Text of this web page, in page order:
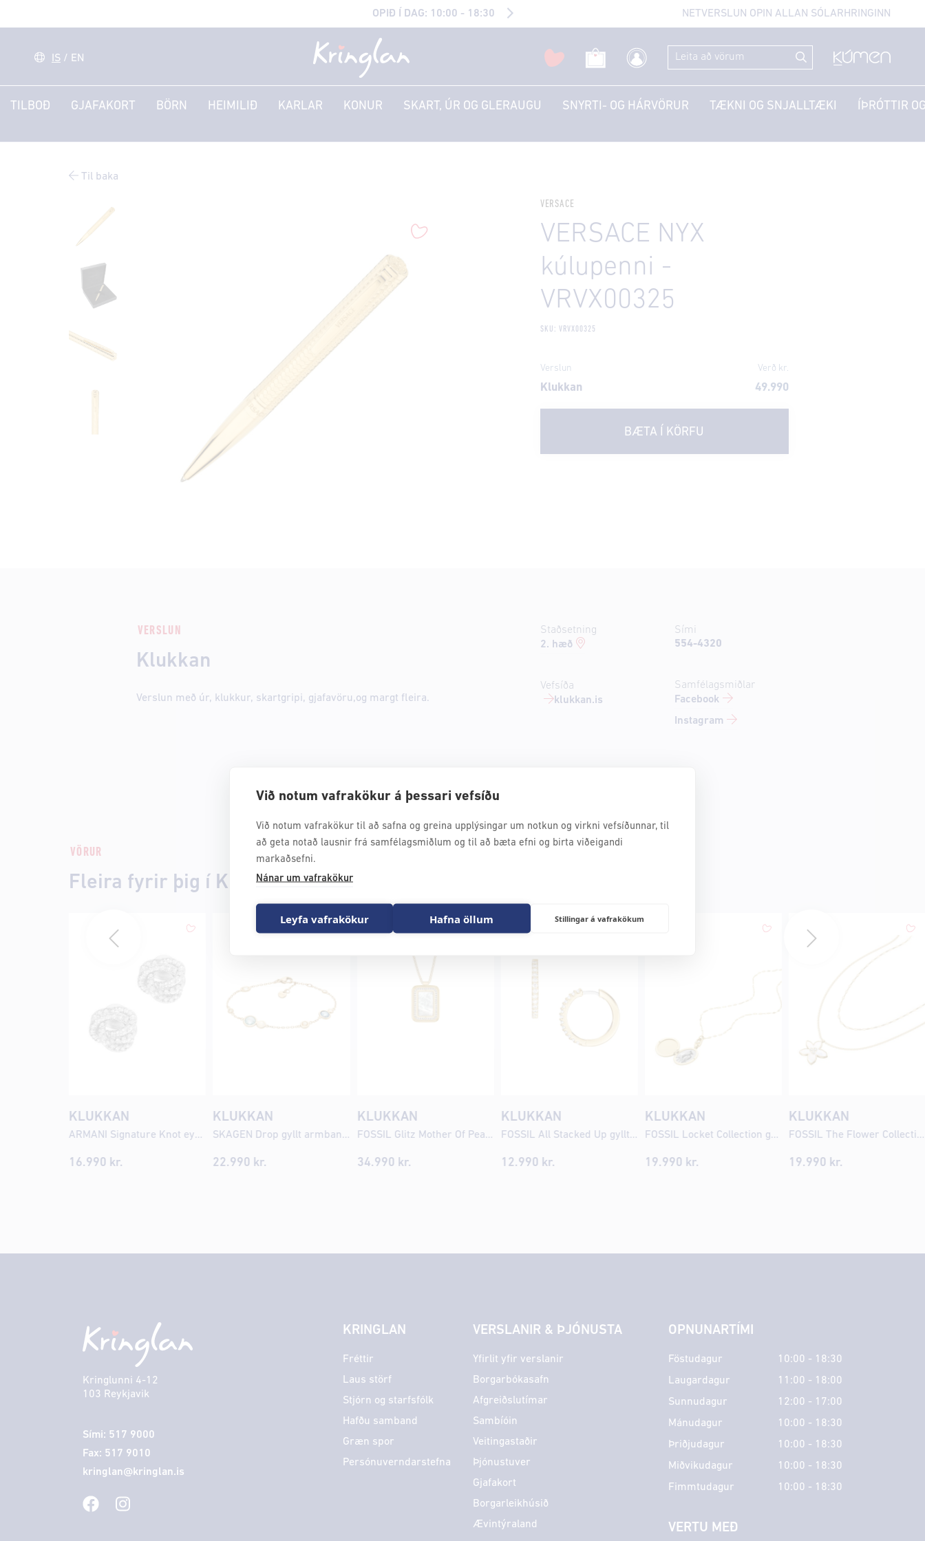
Við notum vafrakökur á þessari vefsíðu
Við notum vafrakökur til að safna og greina upplýsingar um notkun og virkni vefsíðunnar, til
að geta notað lausnir frá samfélagsmiðlum og til að bæta efni og birta viðeigandi
markaðsefni.
Nánar um vafrakökur
Leyfa vafrakökur Hafna öllum Stillingar á vafrakökum
OPIÐ Í DAG: 10:00 - 18:30 NETVERSLUN OPIN ALLAN SÓLARHRINGINN
IS / EN
TILBOÐ GJAFAKORT BÖRN HEIMILIÐ KARLAR KONUR SKART, ÚR OG GLERAUGU SNYRTI- OG HÁRVÖRUR TÆKNI OG SNJALLTÆKI ÍÞRÓTTIR
Til baka
VERSACE
VERSACE NYX
kúlupenni -
VRVX00325
SKU: VRVX00325
Verslun Verð kr.
Klukkan 49.990
BÆTA Í KÖRFU
VERSLUN
Klukkan
Verslun með úr, klukkur, skartgripi, gjafavöru,og margt fleira.
Staðsetning
2. hæð
Vefsíða
klukkan.is
Sími
554-4320
Samfélagsmiðlar
Facebook
Instagram
VÖRUR
Fleira fyrir þig í Klukkan
KLUKKAN
ARMANI Signature Knot eyrnalokkar EGS3423
16.990 kr.
KLUKKAN
SKAGEN Drop gyllt armband SKJ1896
22.990 kr.
KLUKKAN
FOSSIL Glitz Mother Of Pearl gyllt hálsmen JF04996
34.990 kr.
KLUKKAN
FOSSIL All Stacked Up gylltir eyrnalokkar með zirkonia JA7215
12.990 kr.
KLUKKAN
FOSSIL Locket Collection gyllt hálsmen JF04426
19.990 kr.
KLUKKAN
FOSSIL The Flower Collection hálsmen JF04969
19.990 kr.
Kringlunni 4-12
103 Reykjavik
Sími: 517 9000
Fax: 517 9010
kringlan@kringlan.is
KRINGLAN
Fréttir
Laus störf
Stjórn og starfsfólk
Hafðu samband
Græn spor
Persónuverndarstefna
VERSLANIR & ÞJÓNUSTA
Yfirlit yfir verslanir
Borgarbókasafn
Afgreiðslutímar
Sambíóin
Veitingastaðir
Þjónustuver
Gjafakort
Borgarleikhúsið
Ævintýraland
OPNUNARTÍMI
Föstudagur
10:00 - 18:30
Laugardagur
11:00 - 18:00
Sunnudagur
12:00 - 17:00
Mánudagur
10:00 - 18:30
Þriðjudagur
10:00 - 18:30
Miðvikudagur
10:00 - 18:30
Fimmtudagur
10:00 - 18:30
VERTU MEÐ